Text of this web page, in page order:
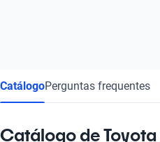
CatálogoPerguntas frequentes
Catálogo de